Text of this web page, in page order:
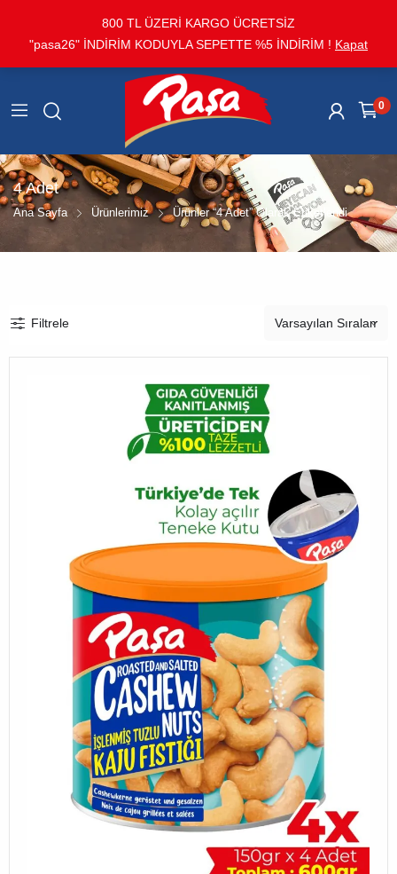
800 TL ÜZERİ KARGO ÜCRETSİZ
"pasa26" İNDİRİM KODUYLA SEPETTE %5 İNDİRİM ! Kapat
0
4 Adet
Ana Sayfa Ürünlerimiz Ürünler “4 Adet” Olarak Etiketlendi
Filtrele